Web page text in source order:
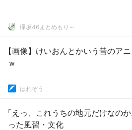
欅坂46まとめもり～
【画像】けいおんとかいう昔のア
ｗ
はれぞう
「えっ、これうちの地元だけなの
った風習・文化